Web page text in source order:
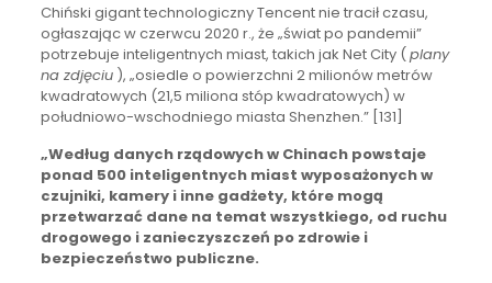
Chiński gigant technologiczny Tencent nie tracił czasu,
ogłaszając w czerwcu 2020 r., że „świat po pandemii”
potrzebuje inteligentnych miast, takich jak Net City (plany
na zdjęciu), „osiedle o powierzchni 2 milionów metrów
kwadratowych (21,5 miliona stóp kwadratowych) w
południowo-wschodniego miasta Shenzhen.” [131]
„Według danych rządowych w Chinach powstaje
ponad 500 inteligentnych miast wyposażonych w
czujniki, kamery i inne gadżety, które mogą
przetwarzać dane na temat wszystkiego, od ruchu
drogowego i zanieczyszczeń po zdrowie i
bezpieczeństwo publiczne.